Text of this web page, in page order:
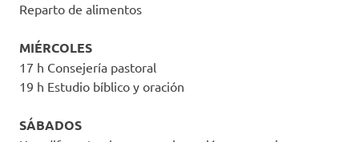
Reparto de alimentos
MIÉRCOLES
17 h Consejería pastoral
19 h Estudio bíblico y oración
SÁBADOS